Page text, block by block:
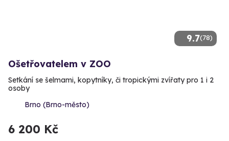
9.7(78)
Ošetřovatelem v ZOO
Setkání se šelmami, kopytníky, či tropickými zvířaty pro 1 i 2
osoby
Brno (Brno-město)
6 200 Kč